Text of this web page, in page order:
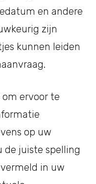
en andere
zijn
kunnen leiden
ervoor te
op uw
de juiste spelling
in uw